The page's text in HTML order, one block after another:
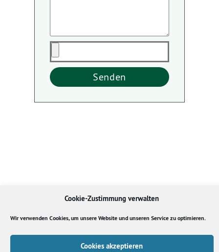
Cookie-Zustimmung verwalten
Wir verwenden Cookies, um unsere Website und unseren Service zu optimieren.
Cookies akzeptieren
Senden